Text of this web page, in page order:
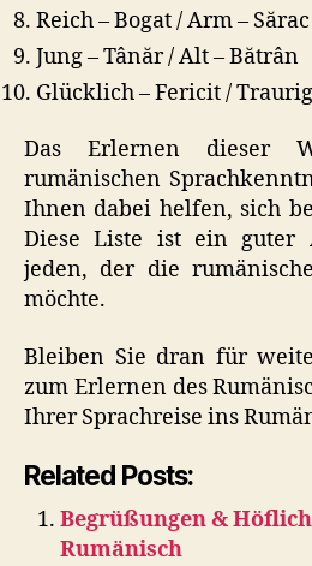
Reich – Bogat / Arm – Sărac
Jung – Tânăr / Alt – Bătrân
Glücklich – Fericit /
Das Erlernen dieser
rumänischen
Ihnen dabei helfen, sich
Diese Liste ist ein guter
jeden, der die
möchte.
Bleiben Sie dran für
zum Erlernen des
Ihrer Sprachreise ins
Related Posts:
Begrüßungen &
Rumänisch